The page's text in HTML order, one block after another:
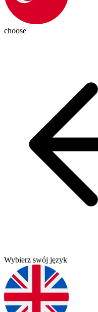
choose
Wybierz swój język